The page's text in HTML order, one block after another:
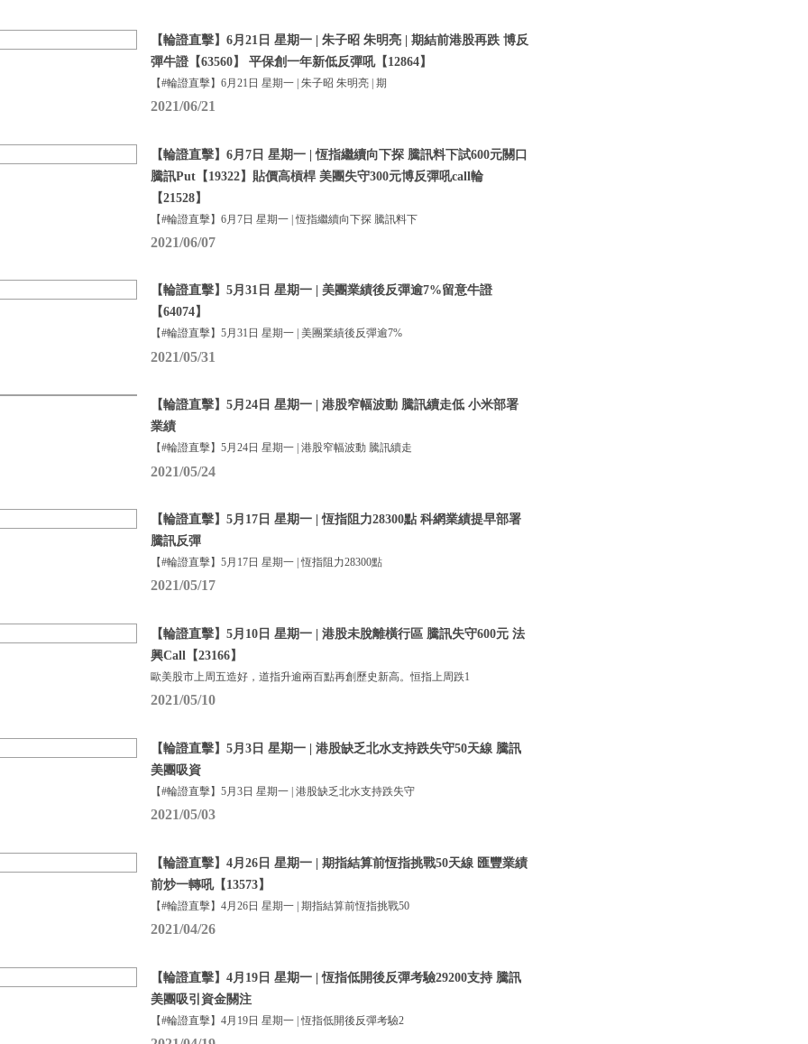
【輪證直擊】6月21日 星期一 | 朱子昭 朱明亮 | 期結前港股再跌 博反
彈牛證【63560】 平保創一年新低反彈吼【12864】
【#輪證直擊】6月21日 星期一 | 朱子昭 朱明亮 | 期
2021/06/21
【輪證直擊】6月7日 星期一 | 恆指繼續向下探 騰訊料下試600元關口
騰訊Put【19322】貼價高槓桿 美團失守300元博反彈吼call輪
【21528】
【#輪證直擊】6月7日 星期一 | 恆指繼續向下探 騰訊料下
2021/06/07
【輪證直擊】5月31日 星期一 | 美團業績後反彈逾7%留意牛證
【64074】
【#輪證直擊】5月31日 星期一 | 美團業績後反彈逾7%
2021/05/31
【輪證直擊】5月24日 星期一 | 港股窄幅波動 騰訊續走低 小米部署
業績
【#輪證直擊】5月24日 星期一 | 港股窄幅波動 騰訊續走
2021/05/24
【輪證直擊】5月17日 星期一 | 恆指阻力28300點 科網業績提早部署
騰訊反彈
【#輪證直擊】5月17日 星期一 | 恆指阻力28300點
2021/05/17
【輪證直擊】5月10日 星期一 | 港股未脫離橫行區 騰訊失守600元 法
興Call【23166】
歐美股市上周五造好，道指升逾兩百點再創歷史新高。恒指上周跌1
2021/05/10
【輪證直擊】5月3日 星期一 | 港股缺乏北水支持跌失守50天線 騰訊
美團吸資
【#輪證直擊】5月3日 星期一 | 港股缺乏北水支持跌失守
2021/05/03
【輪證直擊】4月26日 星期一 | 期指結算前恆指挑戰50天線 匯豐業績
前炒一轉吼【13573】
【#輪證直擊】4月26日 星期一 | 期指結算前恆指挑戰50
2021/04/26
【輪證直擊】4月19日 星期一 | 恆指低開後反彈考驗29200支持 騰訊
美團吸引資金關注
【#輪證直擊】4月19日 星期一 | 恆指低開後反彈考驗2